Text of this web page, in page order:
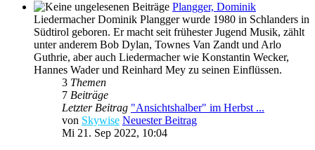
Plangger, Dominik
Liedermacher Dominik Plangger wurde 1980 in Schlanders in
Südtirol geboren. Er macht seit frühester Jugend Musik, zählt
unter anderem Bob Dylan, Townes Van Zandt und Arlo
Guthrie, aber auch Liedermacher wie Konstantin Wecker,
Hannes Wader und Reinhard Mey zu seinen Einflüssen.
3 Themen
7 Beiträge
Letzter Beitrag "Ansichtshalber" im Herbst ...
von Skywise Neuester Beitrag
Mi 21. Sep 2022, 10:04